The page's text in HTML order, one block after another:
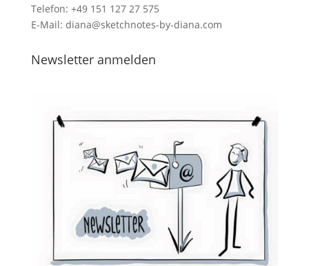
Telefon: +49 151 127 27 575
E-Mail: diana@sketchnotes-by-diana.com
Newsletter anmelden